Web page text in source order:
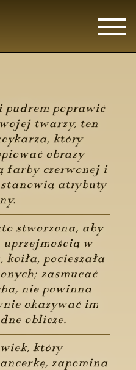
pudrem poprawić
twarzy, ten
który
obrazy
farby czerwonej i
stanowią atrybuty
stworzona, aby
w
koiła, pocieszała
zasmucać
nie powinna
okazywać im
oblicze.
który
zapomina